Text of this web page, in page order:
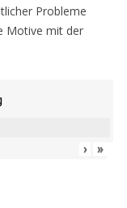
Probleme
Motive mit der
› »